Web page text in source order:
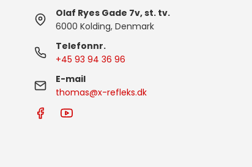
Olaf Ryes Gade 7v, st. tv.
6000 Kolding, Denmark
Telefonnr.
+45 93 94 36 96
E-mail
thomas@x-refleks.dk